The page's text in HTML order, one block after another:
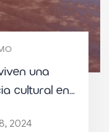
una
cultural en
2024